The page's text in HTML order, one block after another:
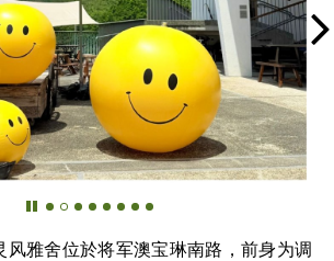
风雅舍位於将军澳宝琳南路，前身为调